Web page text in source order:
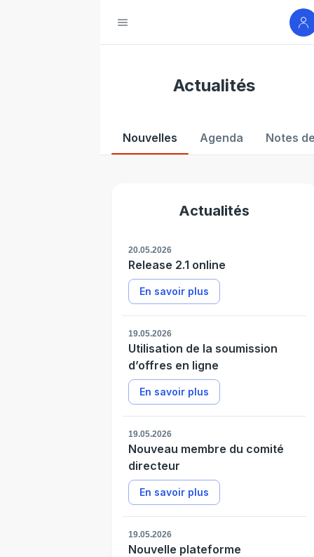
Actualités
Nouvelles Agenda Notes
Actualités
20.05.2026
Release 2.1 online
En savoir plus
19.05.2026
Utilisation de la soumission
d’offres en ligne
En savoir plus
19.05.2026
Nouveau membre du comité
directeur
En savoir plus
19.05.2026
Nouvelle plateforme